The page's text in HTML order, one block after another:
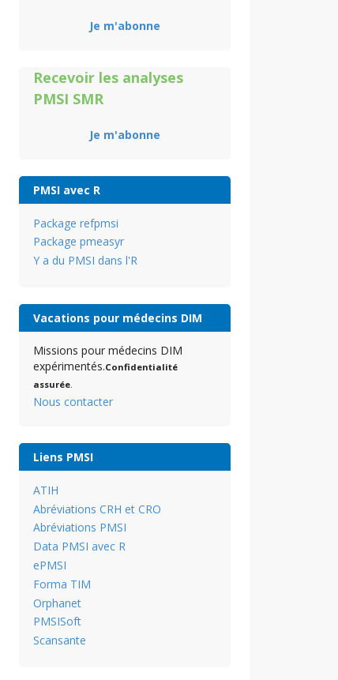
Je m'abonne
Recevoir les analyses
PMSI SMR
Je m'abonne
PMSI avec R
Package refpmsi
Package pmeasyr
Y a du PMSI dans l'R
Vacations pour médecins DIM
Missions pour médecins DIM
expérimentés.Confidentialité
assurée.
Nous contacter
Liens PMSI
ATIH
Abréviations CRH et CRO
Abréviations PMSI
Data PMSI avec R
ePMSI
Forma TIM
Orphanet
PMSISoft
Scansante